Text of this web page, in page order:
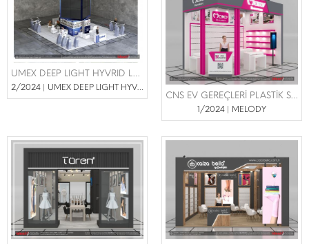
CNS EV GEREÇLERİ PLASTİK SAN. VE DIŞ TİC.LTD.ŞTİ | HOST İSTANBUL FUARI 15-18 ŞUBAT 2024
1/2024 | MELODY